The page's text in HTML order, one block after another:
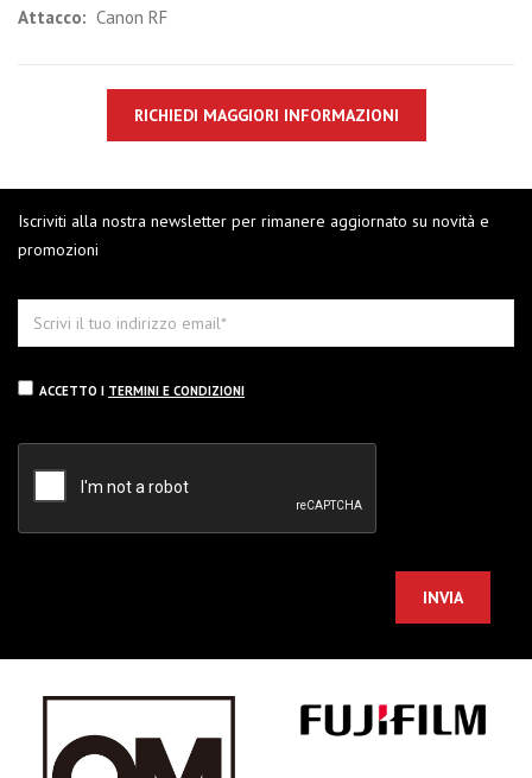
Attacco: Canon RF
RICHIEDI MAGGIORI INFORMAZIONI
Iscriviti alla nostra newsletter per rimanere aggiornato su novità e
promozioni
ACCETTO I TERMINI E CONDIZIONI